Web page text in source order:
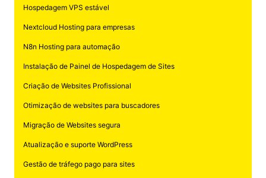
Hospedagem VPS estável
Nextcloud Hosting para empresas
N8n Hosting para automação
Instalação de Painel de Hospedagem de Sites
Criação de Websites Profissional
Otimização de websites para buscadores
Migração de Websites segura
Atualização e suporte WordPress
Gestão de tráfego pago para sites